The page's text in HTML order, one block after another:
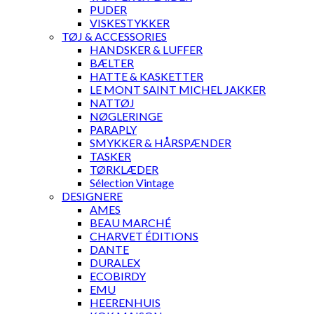
PUDER
VISKESTYKKER
TØJ & ACCESSORIES
HANDSKER & LUFFER
BÆLTER
HATTE & KASKETTER
LE MONT SAINT MICHEL JAKKER
NATTØJ
NØGLERINGE
PARAPLY
SMYKKER & HÅRSPÆNDER
TASKER
TØRKLÆDER
Sélection Vintage
DESIGNERE
AMES
BEAU MARCHÉ
CHARVET ÉDITIONS
DANTE
DURALEX
ECOBIRDY
EMU
HEERENHUIS